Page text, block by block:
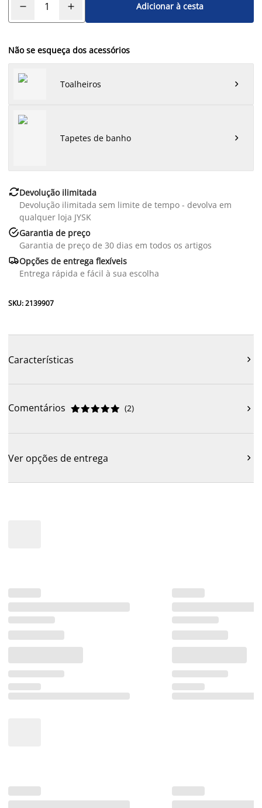
Adicionar à cesta
Não se esqueça dos acessórios
Toalheiros 
Tapetes de banho 
Devolução ilimitada
Devolução ilimitada sem limite de tempo - devolva em
qualquer loja JYSK
Garantia de preço
Garantia de preço de 30 dias em todos os artigos
Opções de entrega flexíveis
Entrega rápida e fácil à sua escolha
SKU: 2139907
Características 
Comentários 




 (2) 
Ver opções de entrega 